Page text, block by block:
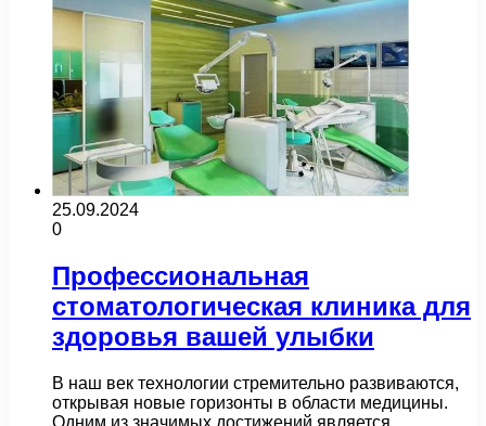
25.09.2024
0
Профессиональная
стоматологическая клиника для
здоровья вашей улыбки
В наш век технологии стремительно развиваются,
открывая новые горизонты в области медицины.
Одним из значимых достижений является